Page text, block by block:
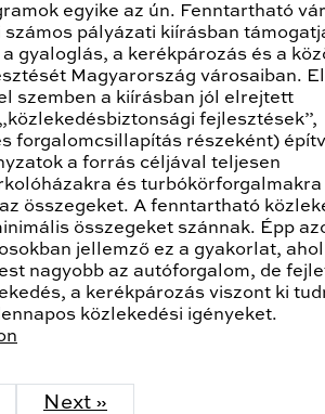
egyike az ún. Fenntartható
számos pályázati kiírásban
gyaloglás, a kerékpározás és a
Magyarország városaiban.
szemben a kiírásban jól elrejtett
fejlesztések”,
forgalomcsillapítás részeként)
a forrás céljával teljesen
és turbókörforgalmakra
összegeket. A fenntartható
összegeket szánnak. Épp
jellemző ez a gyakorlat,
nagyobb az autóforgalom, de
a kerékpározás viszont ki
közlekedési igényeket.
Next »